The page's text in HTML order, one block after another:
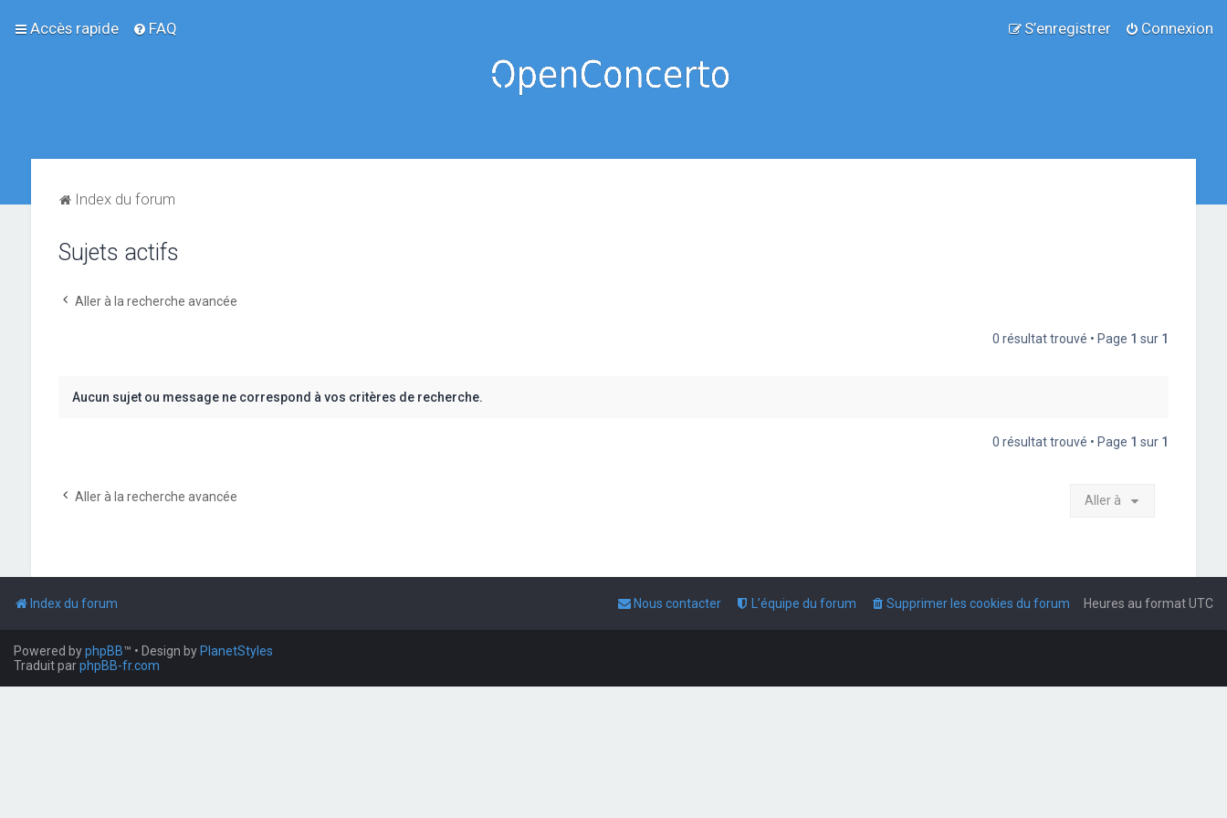
Accès rapide FAQ Connexion
S’enregistrer
Index du forum
Sujets actifs
Aller à la recherche avancée
0 résultat trouvé • Page 1 sur 1
Aucun sujet ou message ne correspond à vos critères de recherche.
0 résultat trouvé • Page 1 sur 1
Aller à la recherche avancée Aller à
Index du forum Heures au formatUTC
Supprimer les cookies du forum
L’équipe du forum
Nous contacter
Powered byphpBB™ • Design by PlanetStyles
Traduit parphpBB-fr.com